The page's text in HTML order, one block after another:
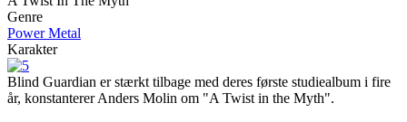
Genre
Power Metal
Karakter
Blind Guardian er stærkt tilbage med deres første studiealbum i fire
år, konstanterer Anders Molin om "A Twist in the Myth".